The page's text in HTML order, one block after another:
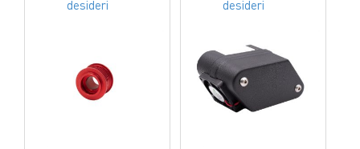
desideri
desideri